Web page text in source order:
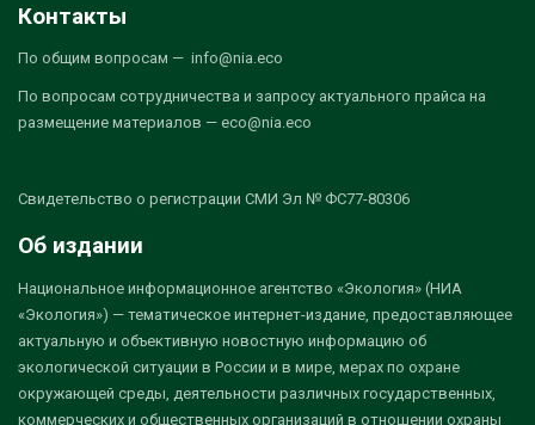
Контакты
По общим вопросам — info@nia.eco
По вопросам сотрудничества и запросу актуального прайса на
размещение материалов — eco@nia.eco
Свидетельство о регистрации СМИ Эл № ФС77-80306
Об издании
Национальное информационное агентство «Экология» (НИА
«Экология») — тематическое интернет-издание, предоставляющее
актуальную и объективную новостную информацию об
экологической ситуации в России и в мире, мерах по охране
окружающей среды, деятельности различных государственных,
коммерческих и общественных организаций в отношении охраны